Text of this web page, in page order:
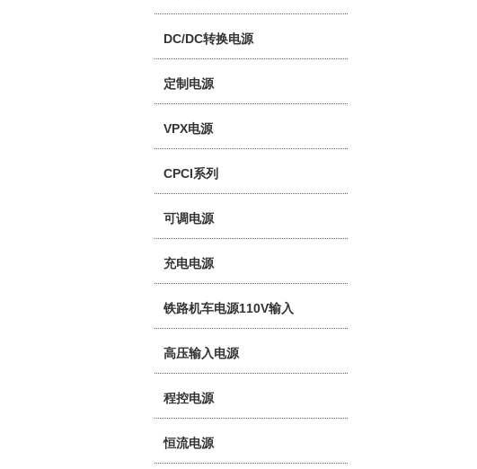
DC/DC转换电源
定制电源
VPX电源
CPCI系列
可调电源
充电电源
铁路机车电源110V输入
高压输入电源
程控电源
恒流电源